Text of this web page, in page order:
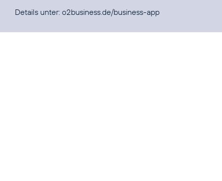
Details unter: o2business.de/business-app